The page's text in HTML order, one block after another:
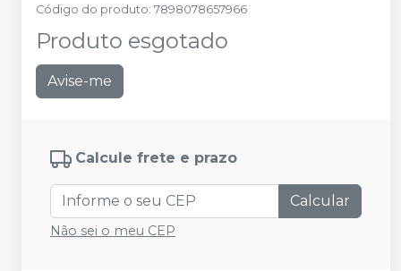
Código do produto: 7898078657966
Produto esgotado
Avise-me
Calcule frete e prazo
Calcular
Não sei o meu CEP